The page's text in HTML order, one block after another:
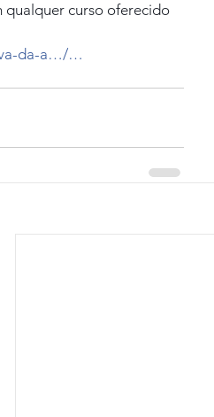
qualquer curso oferecido
da-a…/…